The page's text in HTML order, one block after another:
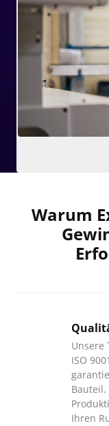
Warum
Unsere
ISO
Bauteil.
Ihren